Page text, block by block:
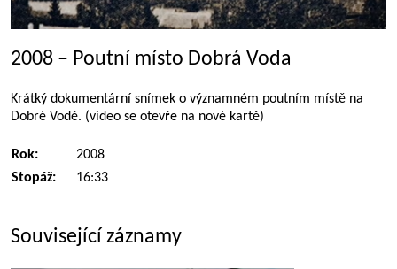
2008 – Poutní místo Dobrá Voda
Krátký dokumentární snímek o významném poutním místě na
Dobré Vodě. (video se otevře na nové kartě)
Rok:
2008
Stopáž:
16:33
Související záznamy